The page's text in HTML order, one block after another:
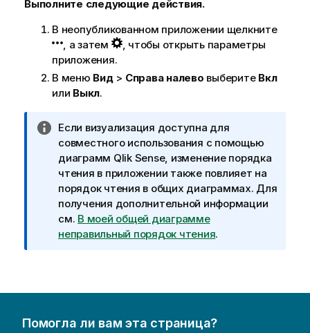
Выполните следующие действия.
В неопубликованном приложении щелкните
, а затем
, чтобы открыть параметры
приложения.
В меню Вид> Справа налево выберите Вкл
или Выкл.
П
р
и
м
е
ч
а
н
и
ф
Если визуализация доступна для
совместного использования с помощью
диаграмм Qlik Sense, изменение порядка
чтения в приложении также повлияет на
порядок чтения в общих диаграммах. Для
получения дополнительной информации
см. В моей общей диаграмме
неправильный порядок чтения.
Помогла ли вам эта страница?